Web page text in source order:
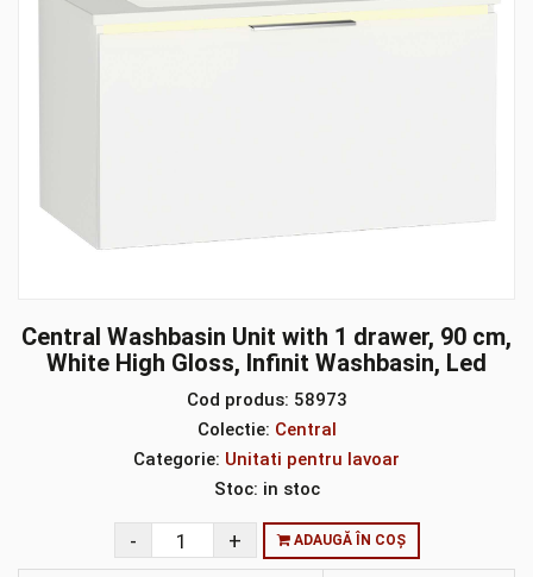
Central Washbasin Unit with 1 drawer, 90 cm,
White High Gloss, Infinit Washbasin, Led
Cod produs: 58973
Colectie: Central
Categorie: Unitati pentru lavoar
Stoc: in stoc
ADAUGĂ ÎN COȘ